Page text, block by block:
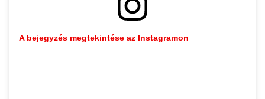
A bejegyzés megtekintése az Instagramon